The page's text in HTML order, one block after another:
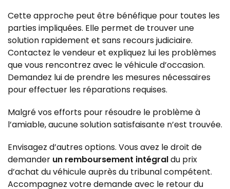
Cette approche peut être bénéfique pour toutes les
parties impliquées. Elle permet de trouver une
solution rapidement et sans recours judiciaire.
Contactez le vendeur et expliquez lui les problèmes
que vous rencontrez avec le véhicule d’occasion.
Demandez lui de prendre les mesures nécessaires
pour effectuer les réparations requises.
Malgré vos efforts pour résoudre le problème à
l’amiable, aucune solution satisfaisante n’est trouvée.
Envisagez d’autres options. Vous avez le droit de
demander un remboursement intégraldu prix
d’achat du véhicule auprès du tribunal compétent.
Accompagnez votre demande avec le retour du